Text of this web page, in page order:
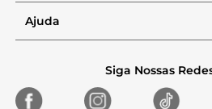
Ajuda
Siga Nossas